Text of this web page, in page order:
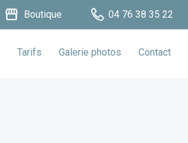
storefront Boutique 04 76 38 35 22
Tarifs Galerie photos Contact